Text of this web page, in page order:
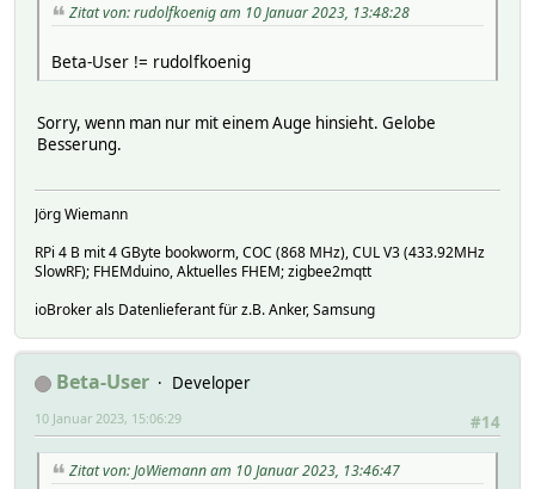
Zitat von: rudolfkoenig am 10 Januar 2023, 13:48:28
Beta-User != rudolfkoenig
Sorry, wenn man nur mit einem Auge hinsieht. Gelobe
Besserung.
Jörg Wiemann
RPi 4 B mit 4 GByte bookworm, COC (868 MHz), CUL V3 (433.92MHz
SlowRF); FHEMduino, Aktuelles FHEM; zigbee2mqtt
ioBroker als Datenlieferant für z.B. Anker, Samsung
Beta-User
Developer
#14
10 Januar 2023, 15:06:29
Zitat von: JoWiemann am 10 Januar 2023, 13:46:47